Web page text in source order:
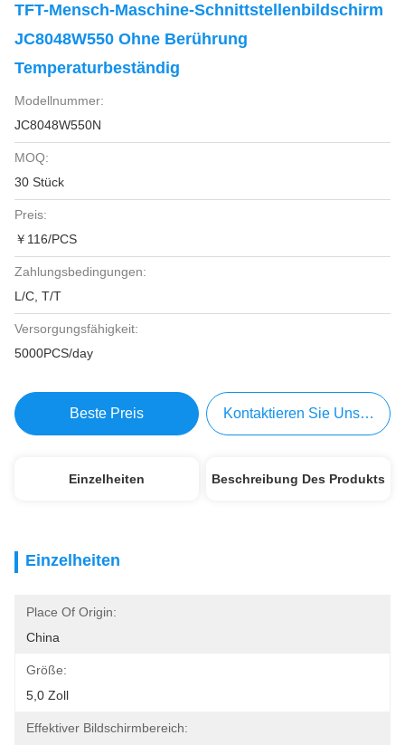
TFT-Mensch-Maschine-Schnittstellenbildschirm
JC8048W550 Ohne Berührung
Temperaturbeständig
Modellnummer:
JC8048W550N
MOQ:
30 Stück
Preis:
￥116/PCS
Zahlungsbedingungen:
L/C, T/T
Versorgungsfähigkeit:
5000PCS/day
Beste Preis Kontaktieren Sie Uns Jetzt
Einzelheiten Beschreibung Des Produkts
Einzelheiten
Place Of Origin:
China
Größe:
5,0 Zoll
Effektiver Bildschirmbereich: